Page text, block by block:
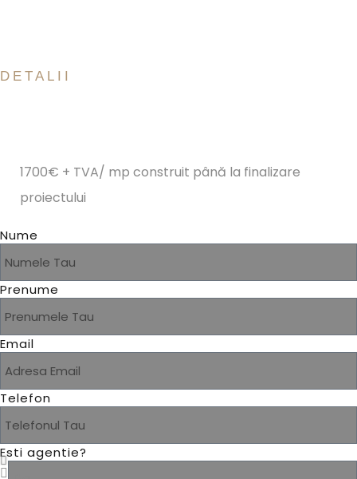
DETALII
1700€ + TVA/ mp construit până la finalizare
proiectului
Nume
Prenume
Email
Telefon
Esti agentie?